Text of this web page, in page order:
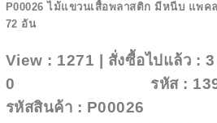
P00026 ไม้แขวนเสื้อพลาสติก มีหนีบ แพค
72 อัน
View : 1271 | สั่งซื้อไปแล้ว :
0
รหัส :
รหัสสินค้า : P00026